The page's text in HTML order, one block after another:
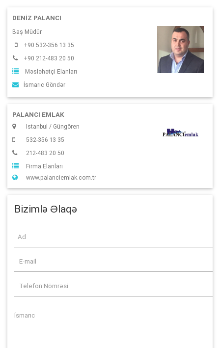
DENIZ PALANCI
Baş Müdür
+90 532-356 13 35
+90 212-483 20 50
Məsləhətçi Elanları
İsmarıc Göndər
PALANCI EMLAK
Istanbul / Güngören
532-356 13 35
212-483 20 50
Firma Elanları
www.palanciemlak.com.tr
Bizimlə Əlaqə